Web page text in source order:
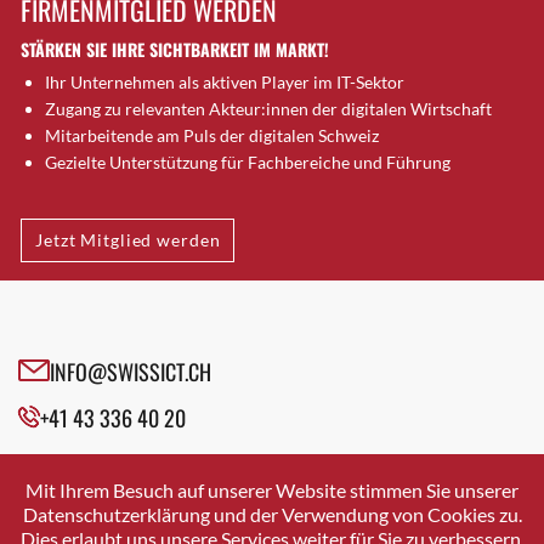
Brugg AG
Brütten
Bubendorf
Bubikon
Buchs (SG)
Bäretswil
Bülach
Cazis
Crissier
Davos Platz
Dierikon
Dietikon
FIRMENMITGLIED WERDEN
STÄRKEN SIE IHRE SICHTBARKEIT IM MARKT!
Ihr Unternehmen als aktiven Player im IT-Sektor
Zugang zu relevanten Akteur:innen der digitalen Wirtschaft
Mitarbeitende am Puls der digitalen Schweiz
Gezielte Unterstützung für Fachbereiche und Führung
Jetzt Mitglied werden
INFO@SWISSICT.CH
+41 43 336 40 20
SWISSICT
VULKANSTRASSE 120
8048 ZURICH
Mit Ihrem Besuch auf unserer Website stimmen Sie unserer
Datenschutzerklärung und der Verwendung von Cookies zu.
Dies erlaubt uns unsere Services weiter für Sie zu verbessern.